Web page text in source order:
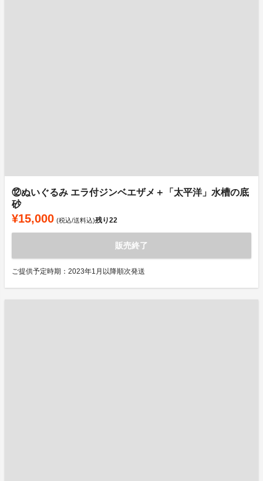
⑫ぬいぐるみ エラ付ジンベエザメ＋「太平洋」水槽の底
砂
¥15,000 (税込/送料込)残り22
販売終了
ご提供予定時期：2023年1月以降順次発送